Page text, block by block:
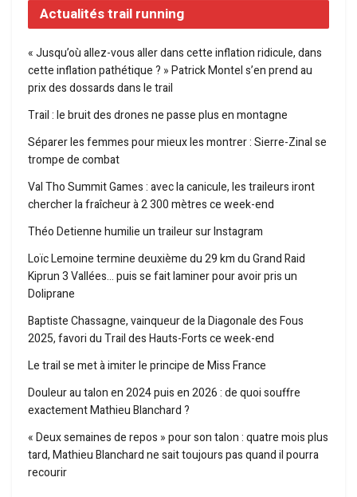
Actualités trail running
« Jusqu’où allez-vous aller dans cette inflation ridicule, dans
cette inflation pathétique ? » Patrick Montel s’en prend au
prix des dossards dans le trail
Trail : le bruit des drones ne passe plus en montagne
Séparer les femmes pour mieux les montrer : Sierre-Zinal se
trompe de combat
Val Tho Summit Games : avec la canicule, les traileurs iront
chercher la fraîcheur à 2 300 mètres ce week-end
Théo Detienne humilie un traileur sur Instagram
Loïc Lemoine termine deuxième du 29 km du Grand Raid
Kiprun 3 Vallées… puis se fait laminer pour avoir pris un
Doliprane
Baptiste Chassagne, vainqueur de la Diagonale des Fous
2025, favori du Trail des Hauts-Forts ce week-end
Le trail se met à imiter le principe de Miss France
Douleur au talon en 2024 puis en 2026 : de quoi souffre
exactement Mathieu Blanchard ?
« Deux semaines de repos » pour son talon : quatre mois plus
tard, Mathieu Blanchard ne sait toujours pas quand il pourra
recourir